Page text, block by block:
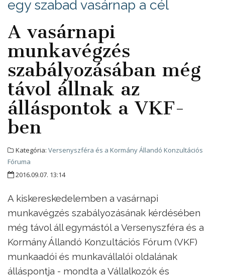
egy szabad vasárnap a cél
A vasárnapi
munkavégzés
szabályozásában még
távol állnak az
álláspontok a VKF-
ben
Kategória: Versenyszféra és a Kormány Állandó Konzultációs
Fóruma
2016.09.07. 13:14
A kiskereskedelemben a vasárnapi
munkavégzés szabályozásának kérdésében
még távol áll egymástól a Versenyszféra és a
Kormány Állandó Konzultációs Fórum (VKF)
munkaadói és munkavállalói oldalának
álláspontja - mondta a Vállalkozók és